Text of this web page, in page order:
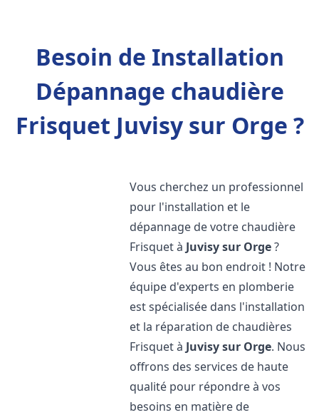
Besoin de Installation
Dépannage chaudière
Frisquet Juvisy sur Orge ?
Vous cherchez un professionnel
pour l'installation et le
dépannage de votre chaudière
Frisquet à Juvisy sur Orge?
Vous êtes au bon endroit ! Notre
équipe d'experts en plomberie
est spécialisée dans l'installation
et la réparation de chaudières
Frisquet à Juvisy sur Orge. Nous
offrons des services de haute
qualité pour répondre à vos
besoins en matière de